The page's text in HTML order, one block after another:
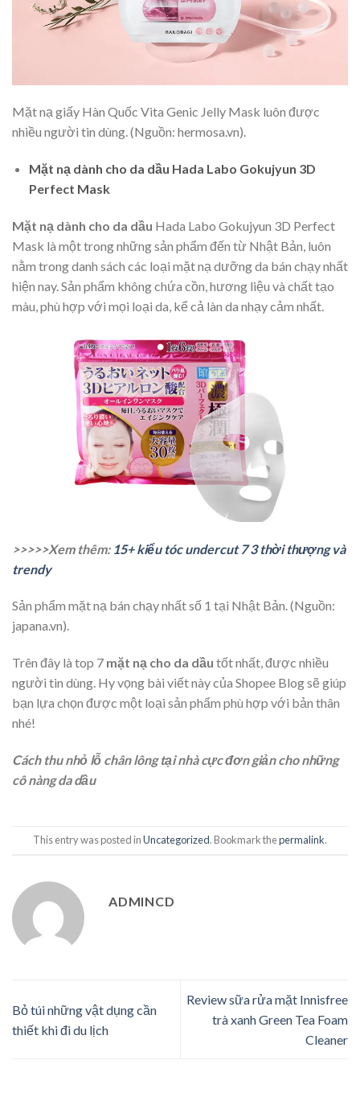
Mặt nạ giấy Hàn Quốc Vita Genic Jelly Mask luôn được
nhiều người tin dùng. (Nguồn: hermosa.vn).
Mặt nạ dành cho da dầu Hada Labo Gokujyun 3D
Perfect Mask
Mặt nạ dành cho da dầu Hada Labo Gokujyun 3D Perfect
Mask là một trong những sản phẩm đến từ Nhật Bản, luôn
nằm trong danh sách các loại mặt nạ dưỡng da bán chạy nhất
hiện nay. Sản phẩm không chứa cồn, hương liệu và chất tạo
màu, phù hợp với mọi loại da, kể cả làn da nhạy cảm nhất.
>>>>>Xem thêm: 15+ kiểu tóc undercut 7 3 thời thượng và
trendy
Sản phẩm mặt nạ bán chạy nhất số 1 tại Nhật Bản. (Nguồn:
japana.vn).
Trên đây là top 7 mặt nạ cho da dầu tốt nhất, được nhiều
người tin dùng. Hy vọng bài viết này của Shopee Blog sẽ giúp
bạn lựa chọn được một loại sản phẩm phù hợp với bản thân
nhé!
Cách thu nhỏ lỗ chân lông tại nhà cực đơn giản cho những
cô nàng da dầu
This entry was posted inUncategorized. Bookmark thepermalink.
ADMINCD
Bỏ túi những vật dụng cần
thiết khi đi du lịch
Review sữa rửa mặt Innisfree
trà xanh Green Tea Foam
Cleaner